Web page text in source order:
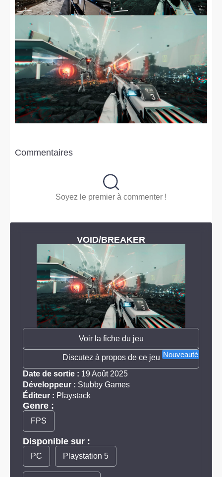
Commentaires
Soyez le premier à commenter !
VOID/BREAKER
Voir la fiche du jeu
Nouveauté
Discutez à propos de ce jeu
Date de sortie : 19 Août 2025
Développeur : Stubby Games
Éditeur : Playstack
Genre :
FPS
Disponible sur :
PC Playstation 5